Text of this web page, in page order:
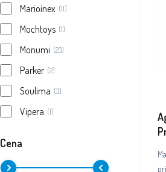
Marioinex (11)
Mochtoys (1)
Monumi (23)
Parker (2)
Soulima (3)
Vipera (1)
Cena